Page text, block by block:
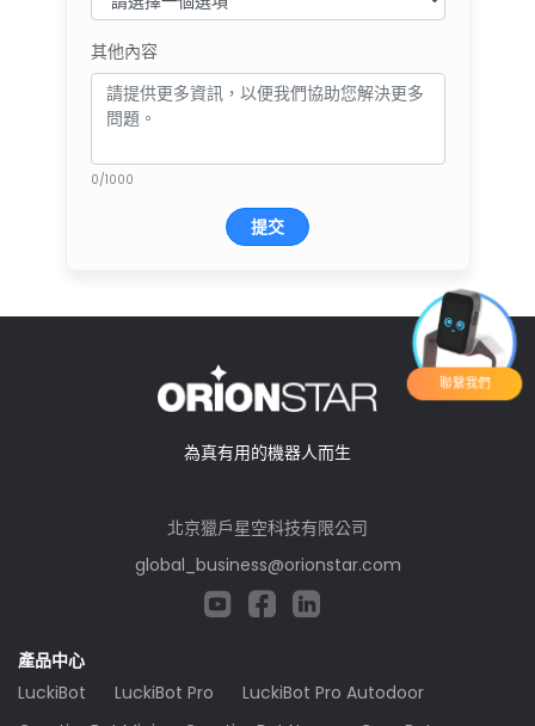
聯繫我們
其他內容
0/1000
提交
為真有用的機器人而生
北京獵戶星空科技有限公司
global_business@orionstar.com
產品中心
LuckiBot
LuckiBot Pro
LuckiBot Pro Autodoor